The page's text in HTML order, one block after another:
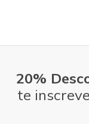
20%
te